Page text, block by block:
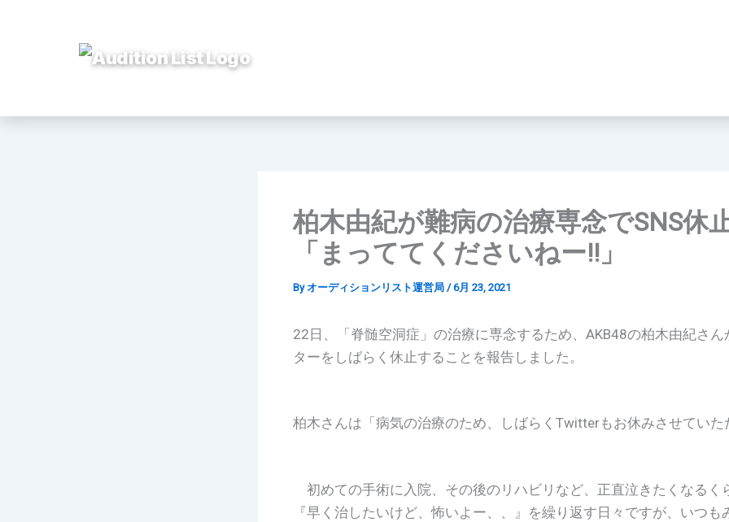
柏木由紀が難病の治療専念でSNS休
「まっててくださいねー!!」
Byオーディションリスト運営局 /6月 23, 2021
22日、「脊髄空洞症」の治療に専念するため、AKB48の柏木由紀さん
ターをしばらく休止することを報告しました。
柏木さんは「病気の治療のため、しばらくTwitterもお休みさせていた
初めての手術に入院、その後のリハビリなど、正直泣きたくなるく
『早く治したいけど、怖いよー、、』を繰り返す日々ですが、いつも